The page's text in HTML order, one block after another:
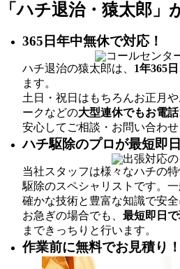
「ハチ退治・猿太郎」
365日年中無休で対応！
ハチ退治の猿太郎は、 1年365
ます。
土日・祝日はもちろんお正月
ークなどの大型連休でもお電
安心してご相談・お問い合わせ
ハチ駆除のプロが最短即
当社スタッフは様々なハチの
駆除のスペシャリストです。
確かな技術と豊富な知識で安全
お急ぎの場合でも、 最短即日
まできっちりと行います。
作業前に無料でお見積り！